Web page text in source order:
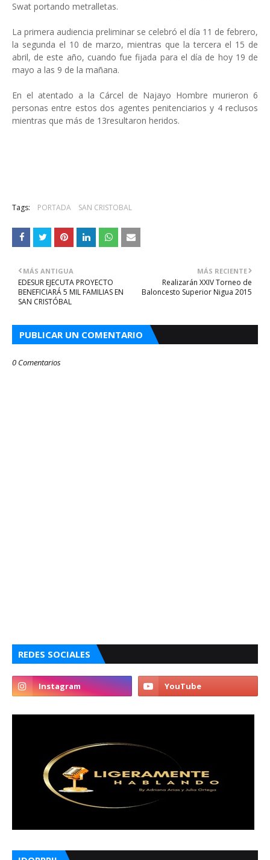
Swat portando metralletas.
La primera audiencia preliminar se celebró el día 11 de febrero,
la segunda el 10 de marzo, mientras que la tercera el 15 de
abril, de este año, cuando fue fijada para el día de hoy 19 de
mayo a las 9 de la mañana.
En el atentado a la Cárcel de Najayo Hombre murieron 6
personas entre estos dos agentes penitenciarios y 4 reclusos
mientras que más de 13resultaron heridos.
Tags: PORTADA SAN CRISTOBAL
MÁS RECIENTE
Realizarán XXIV Torneo de
Baloncesto Superior Nigua 2015
MÁS ANTIGUA
EDESUR EJECUTA PROYECTO
BENEFICIARÁ 5 MIL FAMILIAS EN
SAN CRISTÓBAL
PUBLICAR UN COMENTARIO
0 Comentarios
REDES SOCIALES